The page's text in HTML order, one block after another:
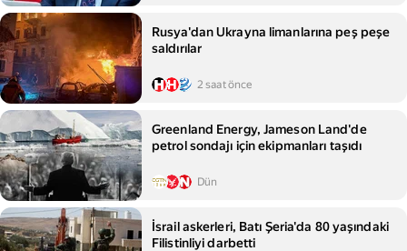
Rusya'dan Ukrayna limanlarına peş peşe
saldırılar
2 saat önce
Greenland Energy, Jameson Land'de
petrol sondajı için ekipmanları taşıdı
Dün
İsrail askerleri, Batı Şeria'da 80 yaşındaki
Filistinliyi darbetti